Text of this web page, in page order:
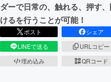
ダーで日常の、触れる、押す
けるを行うことが可能！
ポスト
シェア
LINEで送る
URLコピー
埋め込み
QRコード